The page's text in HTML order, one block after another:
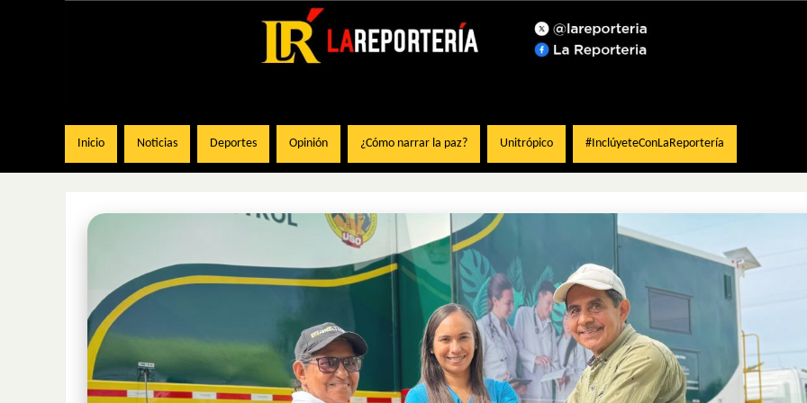
Inicio Noticias Deportes Opinión ¿Cómo narrar la paz? Unitrópico #InclúyeteConLaReportería